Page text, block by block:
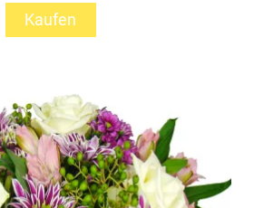
Kaufen